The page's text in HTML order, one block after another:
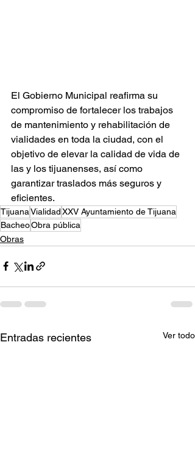
El Gobierno Municipal reafirma su
compromiso de fortalecer los trabajos
de mantenimiento y rehabilitación de
vialidades en toda la ciudad, con el
objetivo de elevar la calidad de vida de
las y los tijuanenses, así como
garantizar traslados más seguros y
eficientes.
TijuanaVialidadXXV Ayuntamiento de Tijuana
BacheoObra pública
Obras
Entradas recientes Ver todo